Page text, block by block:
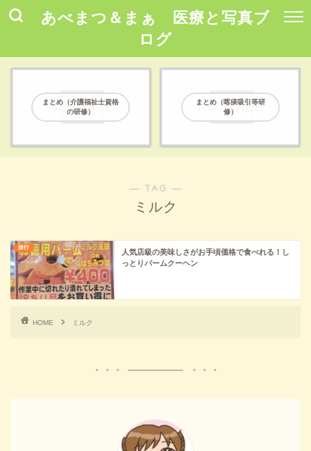
あべまつ＆まぁ 医療と写真ブ
ログ
まとめ（介護福祉士資格
の研修）
まとめ（喀痰吸引等研
修）
― TAG ―
ミルク
旅行
人気店級の美味しさがお手頃価格で食べれる！し
っとりバームクーヘン
HOME ミルク